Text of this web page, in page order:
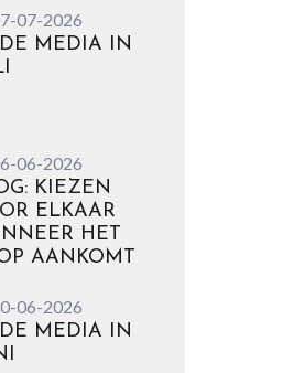
07-2026
MEDIA IN
06-2026
KIEZEN
ELKAAR
HET
AANKOMT
06-2026
MEDIA IN